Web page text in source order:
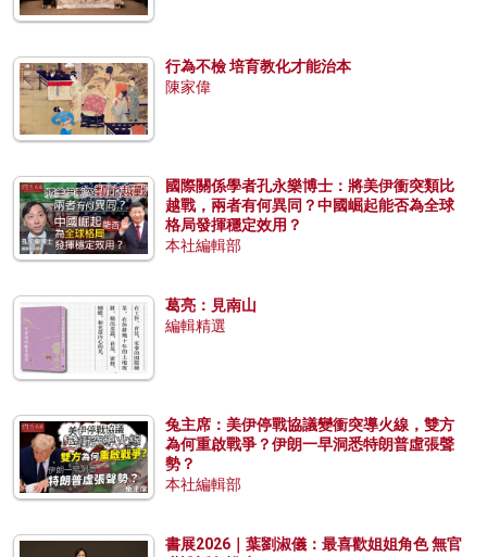
行為不檢 培育教化才能治本
陳家偉
國際關係學者孔永樂博士：將美伊衝突類比
越戰，兩者有何異同？中國崛起能否為全球
格局發揮穩定效用？
本社編輯部
葛亮：見南山
編輯精選
兔主席：美伊停戰協議變衝突導火線，雙方
為何重啟戰爭？伊朗一早洞悉特朗普虛張聲
勢？
本社編輯部
書展2026｜葉劉淑儀：最喜歡姐姐角色 無官